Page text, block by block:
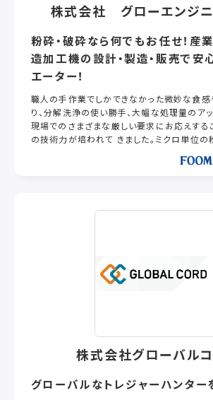
株式会社 グローエンジ
粉砕・破砕なら何でもお任せ！産
造加工機の設計・製造・販売で安
エーター！
職人の手作業でしかできなかった微妙な食
り、分解洗浄の使い勝手、大幅な処理量のア
現場でのさまざまな厳しい要求にお応えする
の技術力が培われて きました。ミクロ単位の
アランス調整を実現。ショウガなどの強 い
※「特注品」や「機能アップへの改良」も、短い
株式会社グローバル
グローバルなトレジャーハンター